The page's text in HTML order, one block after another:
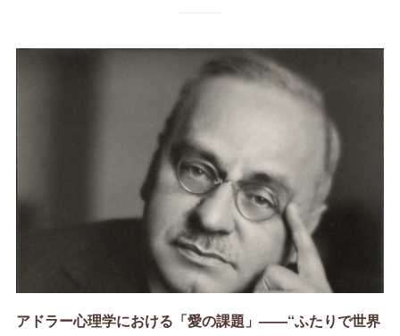
アドラー心理学における「愛の課題」——“ふたりで世界